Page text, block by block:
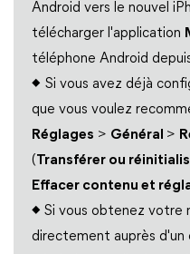
Android vers le nouvel
télécharger l'application
téléphone Android
◆ Si vous avez déjà
que vous voulez
Réglages > Général >
(Transférer ou
Effacer contenu et
◆ Si vous obtenez votre
directement auprès d'un